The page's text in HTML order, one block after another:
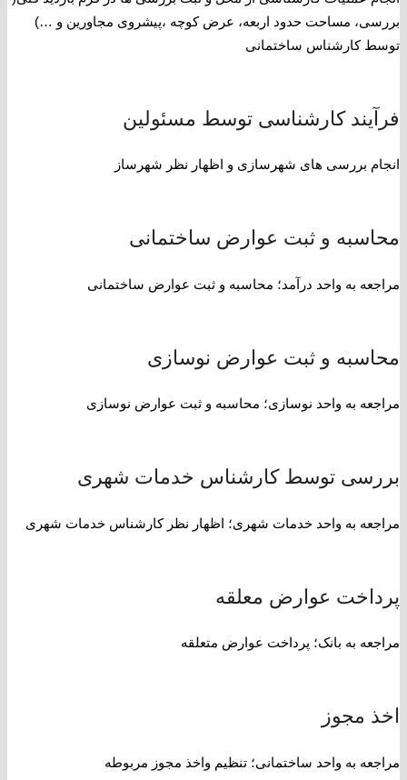
بررسی، مساحت حدود اربعه، عرض کوچه ،پیشروی مجاورین و …)
توسط کارشناس ساختمانی
فرآیند کارشناسی توسط مسئولین
انجام بررسی های شهرسازی و اظهار نظر شهرساز
محاسبه و ثبت عوارض ساختمانی
مراجعه به واحد درآمد؛ محاسبه و ثبت عوارض ساختمانی
محاسبه و ثبت عوارض نوسازی
مراجعه به واحد نوسازی؛ محاسبه و ثبت عوارض نوسازی
بررسی توسط کارشناس خدمات شهری
مراجعه به واحد خدمات شهری؛ اظهار نظر کارشناس خدمات شهری
پرداخت عوارض معلقه
مراجعه به بانک؛ پرداخت عوارض متعلقه
اخذ مجوز
مراجعه به واحد ساختمانی؛ تنظیم واخذ مجوز مربوطه